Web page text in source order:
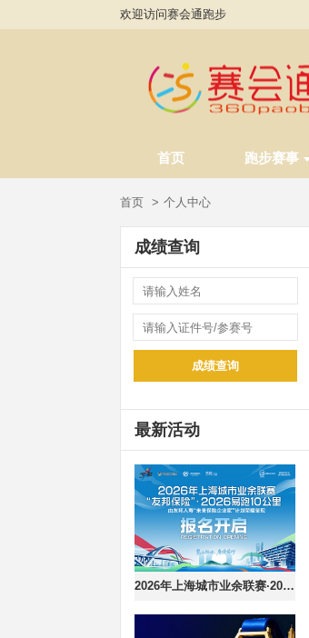
欢迎访问赛会通跑步
首页 跑步赛事
首页 个人中心
成绩查询
成绩查询
最新活动
2026年上海城市业余联赛·2026易跑10公里